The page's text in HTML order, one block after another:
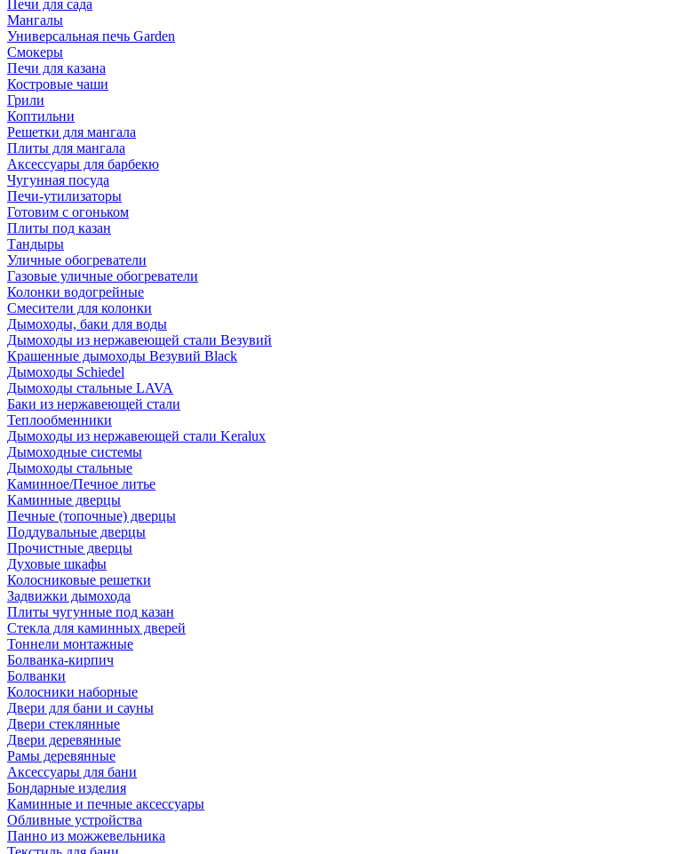
Печи для сада
Мангалы
Универсальная печь Garden
Смокеры
Печи для казана
Костровые чаши
Грили
Коптильни
Решетки для мангала
Плиты для мангала
Аксессуары для барбекю
Чугунная посуда
Печи-утилизаторы
Готовим с огоньком
Плиты под казан
Тандыры
Уличные обогреватели
Газовые уличные обогреватели
Колонки водогрейные
Смесители для колонки
Дымоходы, баки для воды
Дымоходы из нержавеющей стали Везувий
Крашенные дымоходы Везувий Black
Дымоходы Schiedel
Дымоходы стальные LAVA
Баки из нержавеющей стали
Теплообменники
Дымоходы из нержавеющей стали Keralux
Дымоходные системы
Дымоходы стальные
Каминное/Печное литье
Каминные дверцы
Печные (топочные) дверцы
Поддувальные дверцы
Прочистные дверцы
Духовые шкафы
Колосниковые решетки
Задвижки дымохода
Плиты чугунные под казан
Стекла для каминных дверей
Тоннели монтажные
Болванка-кирпич
Болванки
Колосники наборные
Двери для бани и сауны
Двери стеклянные
Двери деревянные
Рамы деревянные
Аксессуары для бани
Бондарные изделия
Каминные и печные аксессуары
Обливные устройства
Панно из можжевельника